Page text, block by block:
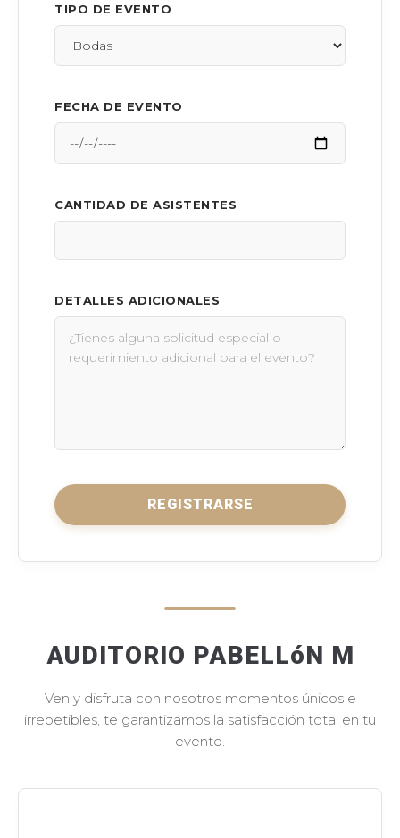
TIPO DE EVENTO
FECHA DE EVENTO
CANTIDAD DE ASISTENTES
DETALLES ADICIONALES
REGISTRARSE
AUDITORIO PABELLóN M
Ven y disfruta con nosotros momentos únicos e
irrepetibles, te garantizamos la satisfacción total en tu
evento.